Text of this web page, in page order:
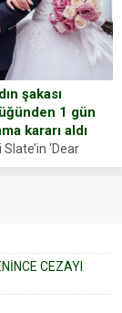
yanıklar
dolu anları
bağlı...
şakası
1 gün
kararı aldı
‘Dear
tavsiye köşesine
düğünden...
CEZAYI